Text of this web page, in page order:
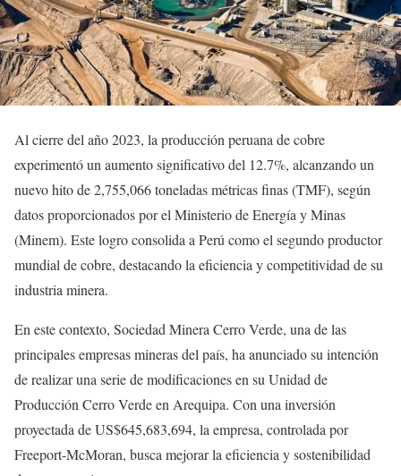
Al cierre del año 2023, la producción peruana de cobre
experimentó un aumento significativo del 12.7%, alcanzando un
nuevo hito de 2,755,066 toneladas métricas finas (TMF), según
datos proporcionados por el Ministerio de Energía y Minas
(Minem). Este logro consolida a Perú como el segundo productor
mundial de cobre, destacando la eficiencia y competitividad de su
industria minera.
En este contexto, Sociedad Minera Cerro Verde, una de las
principales empresas mineras del país, ha anunciado su intención
de realizar una serie de modificaciones en su Unidad de
Producción Cerro Verde en Arequipa. Con una inversión
proyectada de US$645,683,694, la empresa, controlada por
Freeport-McMoran, busca mejorar la eficiencia y sostenibilidad